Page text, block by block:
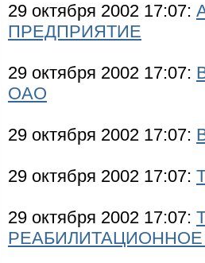
29 октября 2002 17:07:
ПРЕДПРИЯТИЕ
29 октября 2002 17:07:
ОАО
29 октября 2002 17:07:
29 октября 2002 17:07:
29 октября 2002 17:07:
РЕАБИЛИТАЦИОННОЕ